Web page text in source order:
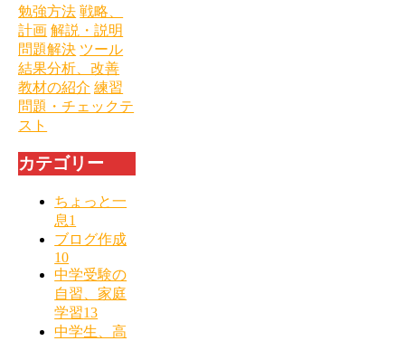
勉強方法 戦略、
計画 解説・説明
問題解決 ツール
結果分析、改善
教材の紹介 練習
問題・チェックテ
スト
カテゴリー
ちょっと一
息1
ブログ作成
10
中学受験の
自習、家庭
学習13
中学生、高